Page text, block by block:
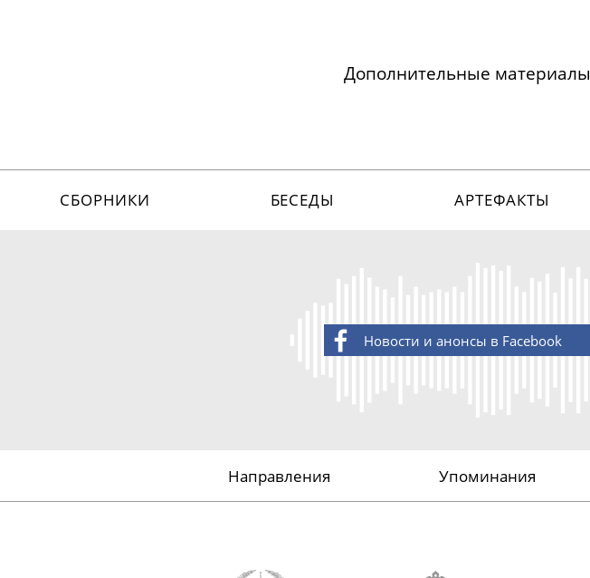
Дополнительные материалы
СБОРНИКИ БЕСЕДЫ АРТЕФАКТЫ
Новости и анонсы в Facebook
Направления Упоминания